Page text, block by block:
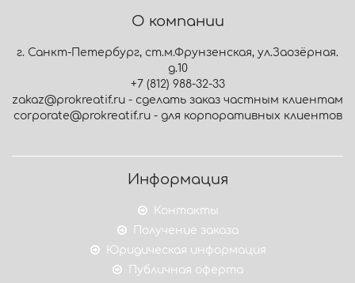
О компании
г. Санкт-Петербург, ст.м.Фрунзенская, ул.Заозёрная.
д.10
+7 (812) 988-32-33
zakaz@prokreatif.ru - сделать заказ частным клиентам
corporate@prokreatif.ru - для корпоративных клиентов
Информация
Контакты
Получение заказа
Юридическая информация
Публичная оферта